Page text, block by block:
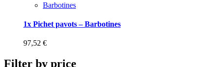
Barbotines
1x Pichet pavots – Barbotines
97,52 €
Filter by price